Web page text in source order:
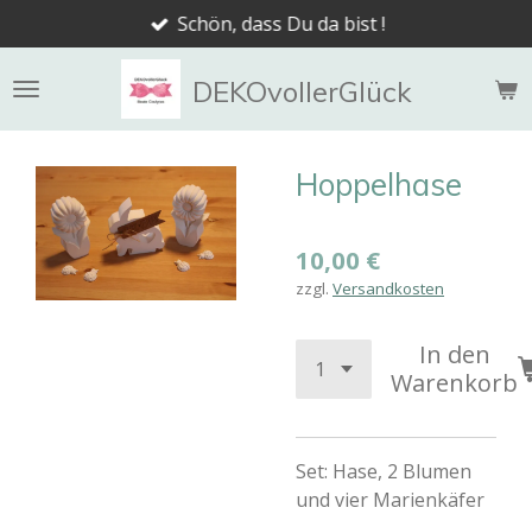
Hauptinhalt
springen
DEKOvollerGlück
Schön, dass Du da bist !
Hoppelhase
10,00 €
zzgl. Versandkosten
In den
Warenkorb
Set: Hase, 2 Blumen
und vier Marienkäfer